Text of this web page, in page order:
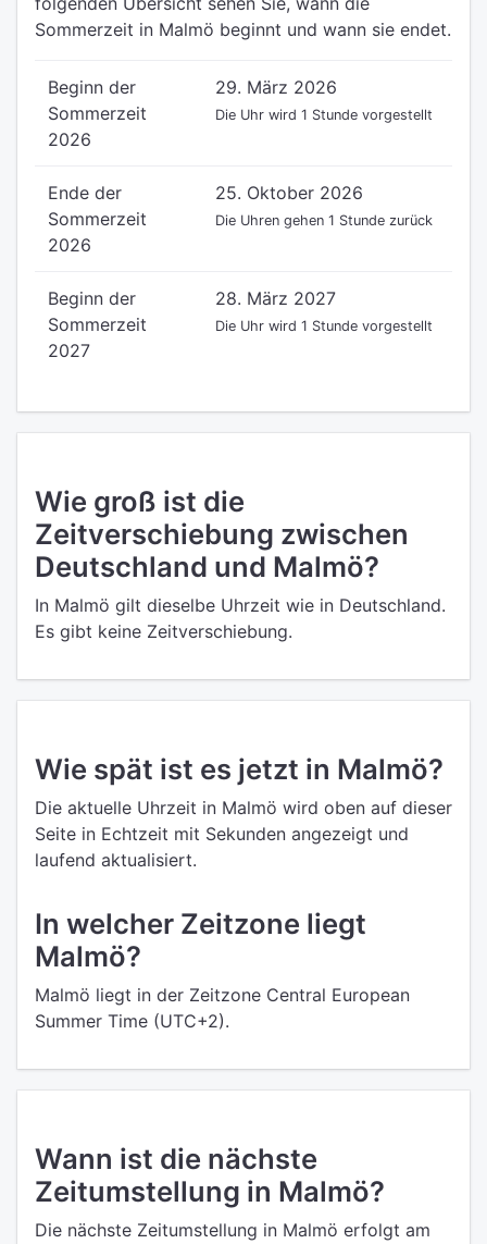
Sommerzeit in Malmö beginnt und wann sie endet.
Beginn der
Sommerzeit
2026
29. März 2026
Die Uhr wird 1 Stunde vorgestellt
Ende der
Sommerzeit
2026
25. Oktober 2026
Die Uhren gehen 1 Stunde zurück
Beginn der
Sommerzeit
2027
28. März 2027
Die Uhr wird 1 Stunde vorgestellt
Wie groß ist die
Zeitverschiebung zwischen
Deutschland und Malmö?
In Malmö gilt dieselbe Uhrzeit wie in Deutschland.
Es gibt keine Zeitverschiebung.
Wie spät ist es jetzt in Malmö?
Die aktuelle Uhrzeit in Malmö wird oben auf dieser
Seite in Echtzeit mit Sekunden angezeigt und
laufend aktualisiert.
In welcher Zeitzone liegt
Malmö?
Malmö liegt in der Zeitzone Central European
Summer Time (UTC+2).
Wann ist die nächste
Zeitumstellung in Malmö?
Die nächste Zeitumstellung in Malmö erfolgt am